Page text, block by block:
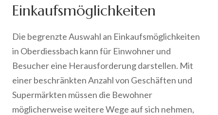
Einkaufsmöglichkeiten
Die begrenzte Auswahl an Einkaufsmöglichkeiten
in Oberdiessbach kann für Einwohner und
Besucher eine Herausforderung darstellen. Mit
einer beschränkten Anzahl von Geschäften und
Supermärkten müssen die Bewohner
möglicherweise weitere Wege auf sich nehmen,